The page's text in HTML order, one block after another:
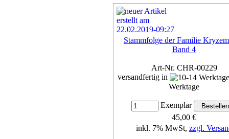
Stammfolge der Familie
Band 4
Art-Nr. CHR-00229
versandfertig in
Werktage
Exemplar
45,00 €
inkl. 7% MwSt, zzgl.